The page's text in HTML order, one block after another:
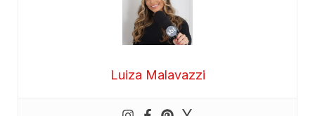
Luiza Malavazzi